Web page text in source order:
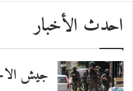
احدث الأخبار
جيش